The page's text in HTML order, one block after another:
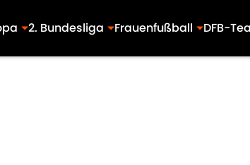
2. Bundesliga Frauenfußball DFB-